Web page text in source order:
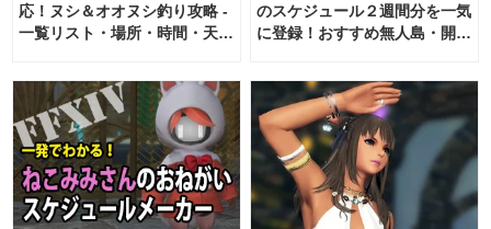
応！ヌシ＆オオヌシ釣り攻略 -
一覧リスト・場所・時間・天
のスケジュール２週間分を一気
に登録！おすすめ無人島・開拓